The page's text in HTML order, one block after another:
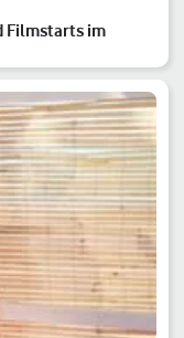
Filmstarts im